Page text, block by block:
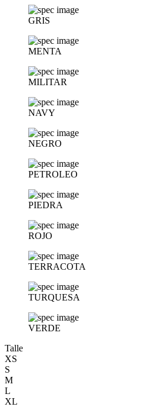
GRIS
MENTA
MILITAR
NAVY
NEGRO
PETROLEO
PIEDRA
ROJO
TERRACOTA
TURQUESA
VERDE
Talle
XS
S
M
L
XL